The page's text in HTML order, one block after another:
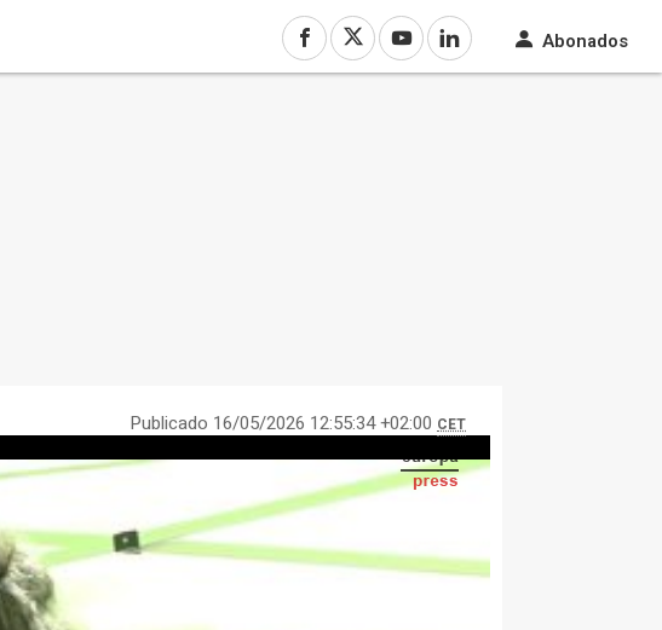
Abonados
Publicado 16/05/2026 12:55:34 +02:00 CET